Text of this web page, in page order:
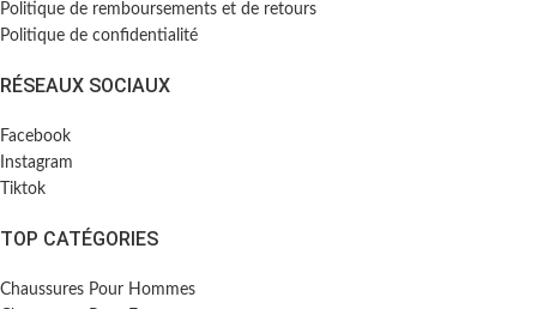
Politique de remboursements et de retours
Politique de confidentialité
RÉSEAUX SOCIAUX
Facebook
Instagram
Tiktok
TOP CATÉGORIES
Chaussures Pour Hommes